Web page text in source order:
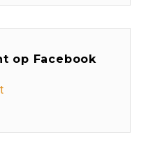
op Facebook